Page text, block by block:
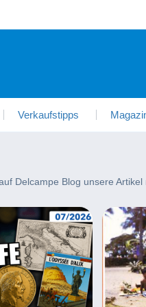
Verkaufstipps
Delcampe Blog unsere